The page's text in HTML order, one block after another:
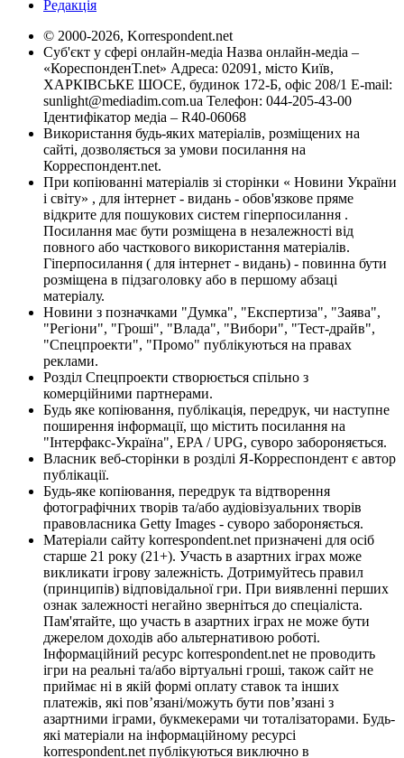
Редакція
© 2000-2026, Korrespondent.net
Суб'єкт у сфері онлайн-медіа Назва онлайн-медіа –
«КореспонденТ.net» Адреса: 02091, місто Київ,
ХАРКІВСЬКЕ ШОСЕ, будинок 172-Б, офіс 208/1 E-mail:
sunlight@mediadim.com.ua Телефон: 044-205-43-00
Ідентифікатор медіа – R40-06068
Використання будь-яких матеріалів, розміщених на
сайті, дозволяється за умови посилання на
Корреспондент.net.
При копіюванні матеріалів зі сторінки « Новини України
і світу» , для інтернет - видань - обов'язкове пряме
відкрите для пошукових систем гіперпосилання .
Посилання має бути розміщена в незалежності від
повного або часткового використання матеріалів.
Гіперпосилання ( для інтернет - видань) - повинна бути
розміщена в підзаголовку або в першому абзаці
матеріалу.
Новини з позначками "Думка", "Експертиза", "Заява",
"Регіони", "Гроші", "Влада", "Вибори", "Тест-драйв",
"Спецпроекти", "Промо" публікуються на правах
реклами.
Розділ Спецпроекти створюється спільно з
комерційними партнерами.
Будь яке копіювання, публікація, передрук, чи наступне
поширення інформації, що містить посилання на
"Інтерфакс-Україна", EPA / UPG, суворо забороняється.
Власник веб-сторінки в розділі Я-Корреспондент є автор
публікації.
Будь-яке копіювання, передрук та відтворення
фотографічних творів та/або аудіовізуальних творів
правовласника Getty Images - суворо забороняється.
Матеріали сайту korrespondent.net призначені для осіб
старше 21 року (21+). Участь в азартних іграх може
викликати ігрову залежність. Дотримуйтесь правил
(принципів) відповідальної гри. При виявленні перших
ознак залежності негайно зверніться до спеціаліста.
Пам'ятайте, що участь в азартних іграх не може бути
джерелом доходів або альтернативою роботі.
Інформаційний ресурс korrespondent.net не проводить
ігри на реальні та/або віртуальні гроші, також сайт не
приймає ні в якій формі оплату ставок та інших
платежів, які пов’язані/можуть бути пов’язані з
азартними іграми, букмекерами чи тоталізаторами. Будь-
які матеріали на інформаційному ресурсі
korrespondent.net публікуються виключно в